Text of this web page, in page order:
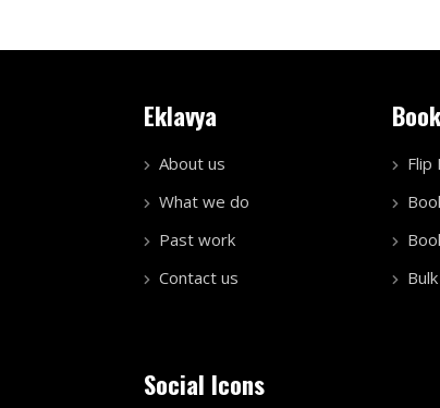
Eklavya
About us
What we do
Past work
Contact us
Flip
Social Icons